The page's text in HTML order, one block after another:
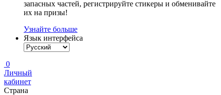
запасных частей, регистрируйте стикеры и обменивайте
их на призы!
Узнайте больше
Язык интерфейса
0
Личный
кабинет
Страна